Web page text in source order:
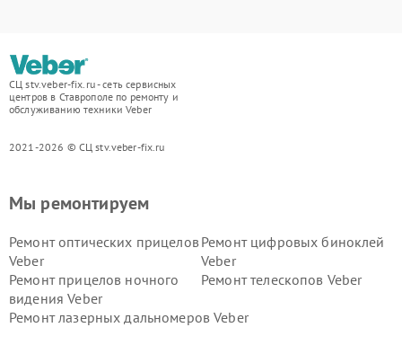
СЦ stv.veber-fix.ru - сеть сервисных
центров в Ставрополе по ремонту и
обслуживанию техники Veber
2021-2026 © СЦ stv.veber-fix.ru
Мы ремонтируем
Ремонт оптических прицелов
Veber
Ремонт цифровых биноклей
Veber
Ремонт прицелов ночного
видения Veber
Ремонт телескопов Veber
Ремонт лазерных дальномеров Veber